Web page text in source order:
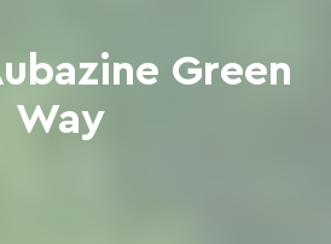
Green
Way